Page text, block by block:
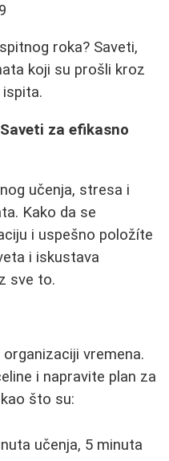
roka? Saveti,
koji su prošli kroz
za efikasno
učenja, stresa i
Kako da se
i uspešno položíte
i iskustava
sve to.
vremena.
i napravite plan za
što su:
učenja, 5 minuta